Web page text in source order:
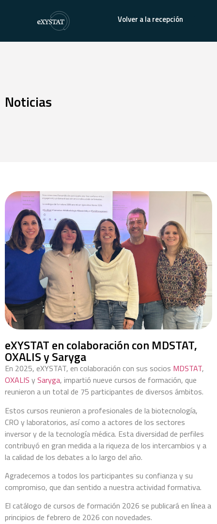
Volver a la recepción
Noticias
eXYSTAT en colaboración con MDSTAT,
OXALIS y Saryga
En 2025, eXYSTAT, en colaboración con sus socios MDSTAT,
OXALIS ySaryga, impartió nueve cursos de formación, que
reunieron a un total de 75 participantes de diversos ámbitos.
Estos cursos reunieron a profesionales de la biotecnología,
CRO y laboratorios, así como a actores de los sectores
inversor y de la tecnología médica. Esta diversidad de perfiles
contribuyó en gran medida a la riqueza de los intercambios y a
la calidad de los debates a lo largo del año.
Agradecemos a todos los participantes su confianza y su
compromiso, que dan sentido a nuestra actividad formativa.
El catálogo de cursos de formación 2026 se publicará en línea a
principios de febrero de 2026 con novedades.